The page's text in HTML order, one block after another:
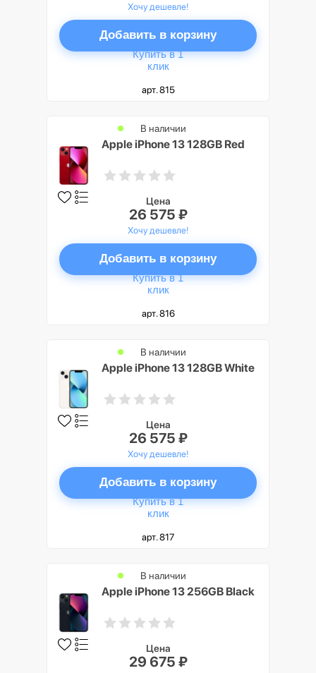
Хочу дешевле!
Добавить в корзину
Купить в 1
клик
арт. 815
Apple iPhone 13 128GB Red
В наличии
Цена
26 575 ₽
Хочу дешевле!
Добавить в корзину
Купить в 1
клик
арт. 816
Apple iPhone 13 128GB White
В наличии
Цена
26 575 ₽
Хочу дешевле!
Добавить в корзину
Купить в 1
клик
арт. 817
Apple iPhone 13 256GB Black
В наличии
Цена
29 675 ₽